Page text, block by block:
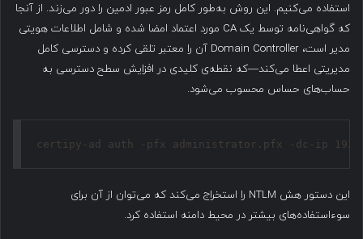
استفاده می‌کنیم. این روش به‌طور کامل رمز عبور ادمین را دور می‌زند. از آنجا
که گواهی‌نامه توسط یک CA مورد اعتماد امضا شده و شامل اطلاعات هویتی
مدیر است، Domain Controller آن را معتبر تلقی کرده و دسترسی کامل
مدیریتی اعطا می‌کند—که نقطه‌ی کلیدی در افزایش سطح دسترسی به
حساب‌های حساس محسوب می‌شود.
certipy-ad auth -pfx administrator.pfx -dc-ip
این دستور هش NTLM را استخراج می‌کند که می‌توان از آن برای
سوءاستفاده‌های بیشتر در محیط دامنه استفاده کرد.